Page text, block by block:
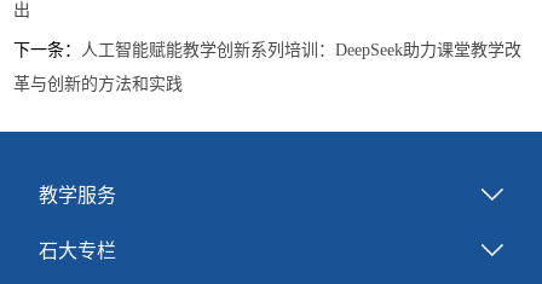
出
下一条： 人工智能赋能教学创新系列培训：DeepSeek助力课堂教学改
革与创新的方法和实践
教学服务
石大专栏